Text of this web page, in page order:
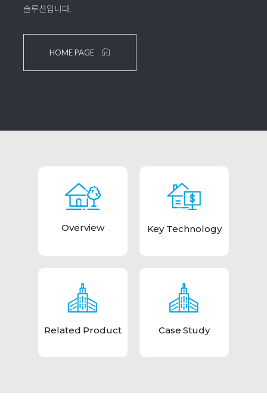
솔루션입니다.
HOME PAGE
Overview Key Technology
Related Product Case Study